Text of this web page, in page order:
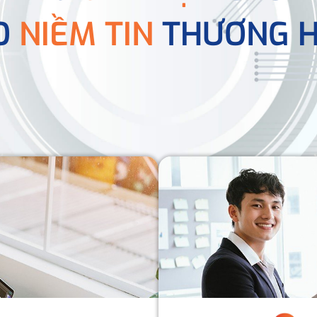
NIỀM TIN THƯƠNG